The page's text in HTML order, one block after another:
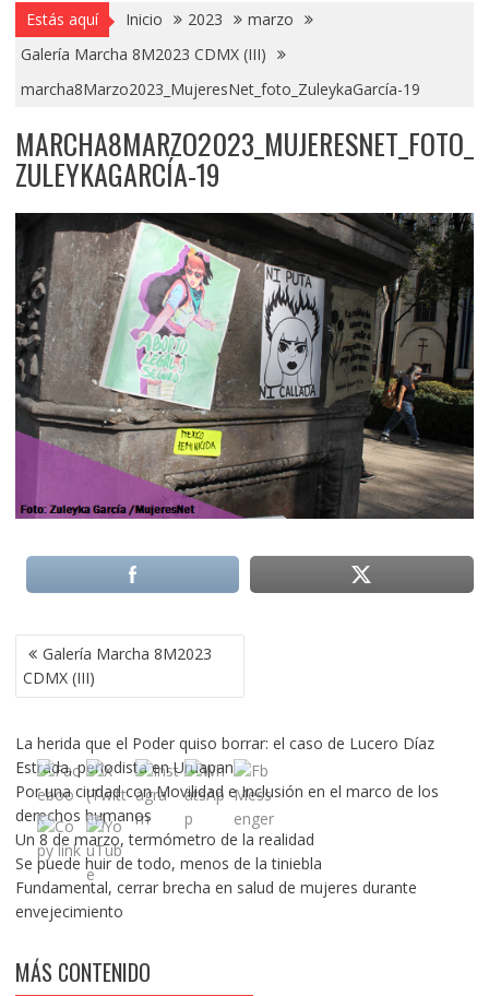
Estás aquí Inicio 2023
marzo
Galería Marcha 8M2023 CDMX (III)
marcha8Marzo2023_MujeresNet_foto_ZuleykaGarcía-19
MARCHA8MARZO2023_MUJERESNET_FOTO_
ZULEYKAGARCÍA-19
NAVEGACIÓN
DE
ENTRADAS
Galería Marcha 8M2023
CDMX (III)
La herida que el Poder quiso borrar: el caso de Lucero Díaz
Estrada, periodista en Uruapan
Por una ciudad con Movilidad e Inclusión en el marco de los
derechos humanos
Un 8 de marzo, termómetro de la realidad
Se puede huir de todo, menos de la tiniebla
Fundamental, cerrar brecha en salud de mujeres durante
envejecimiento
MÁS CONTENIDO